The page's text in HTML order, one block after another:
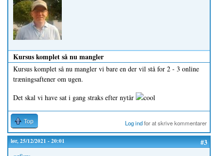
Kursus komplet så nu mangler
Kursus komplet så nu mangler vi bare en der vil stå for 2 - 3 online
træningsaftener om ugen.
Det skal vi have sat i gang straks efter nytår
Top Log indfor at skrive kommentarer
lør, 25/12/2021 - 20:01 #3